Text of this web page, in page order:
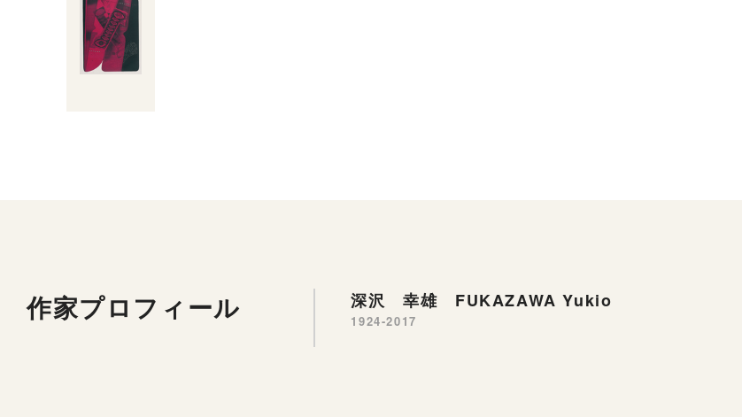
作家プロフィール 深沢 幸雄 FUKAZAWA Yukio
1924-2017